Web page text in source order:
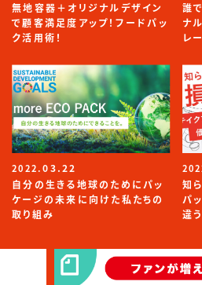
無地容器＋オリジナルデザイン
で顧客満足度アップ！フードパッ
ク活用術！
誰
ナ
レ
2022.03.22
自分の生きる地球のためにパッ
ケージの未来に向けた私たちの
取り組み
知
パ
違